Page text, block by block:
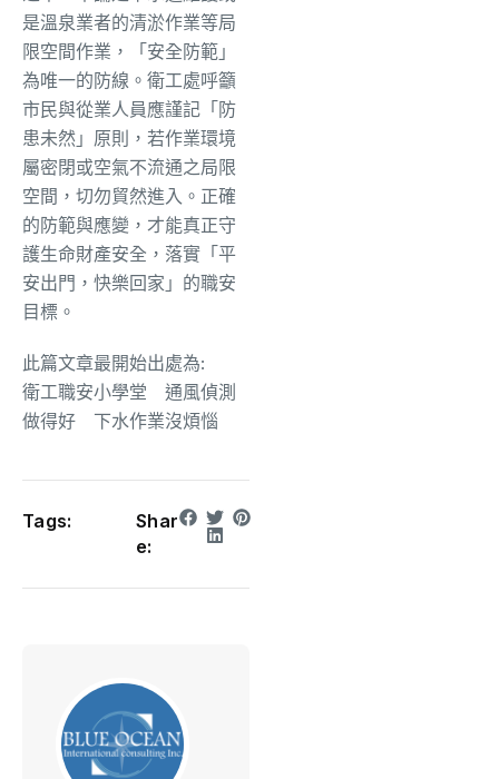
是溫泉業者的清淤作業等局
限空間作業，「安全防範」
為唯一的防線。衛工處呼籲
市民與從業人員應謹記「防
患未然」原則，若作業環境
屬密閉或空氣不流通之局限
空間，切勿貿然進入。正確
的防範與應變，才能真正守
護生命財產安全，落實「平
安出門，快樂回家」的職安
目標。
此篇文章最開始出處為:
衛工職安小學堂 通風偵測
做得好 下水作業沒煩惱
Tags:
Shar
e: